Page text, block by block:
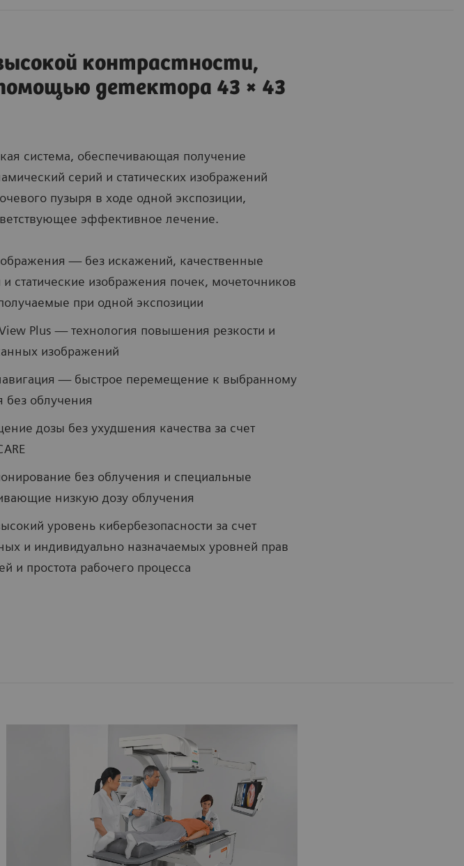
контрастности,
детектора 43 × 43
система, обеспечивающая получение
серий и статических изображений
пузыря в ходе одной экспозиции,
эффективное лечение.
— без искажений, качественные
статические изображения почек, мочеточников
при одной экспозиции
Plus — технология повышения резкости и
изображений
— быстрое перемещение к выбранному
без облучения
дозы без ухудшения качества за счет
без облучения и специальные
низкую дозу облучения
уровень кибербезопасности за счет
и индивидуально назначаемых уровней прав
и простота рабочего процесса